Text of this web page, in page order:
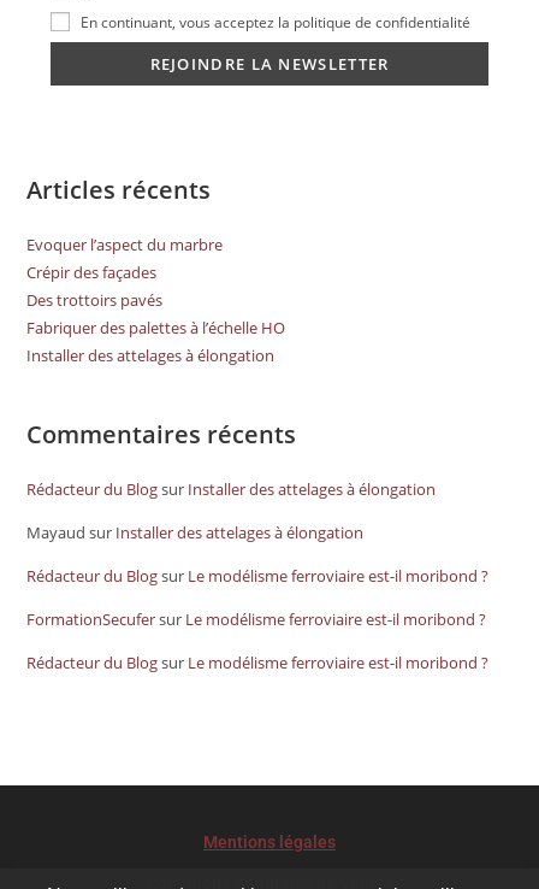
En continuant, vous acceptez la politique de confidentialité
Articles récents
Evoquer l’aspect du marbre
Crépir des façades
Des trottoirs pavés
Fabriquer des palettes à l’échelle HO
Installer des attelages à élongation
Commentaires récents
Rédacteur du Blogsur Installer des attelages à élongation
Mayaud sur Installer des attelages à élongation
Rédacteur du Blogsur Le modélisme ferroviaire est-il moribond ?
FormationSecufersur Le modélisme ferroviaire est-il moribond ?
Rédacteur du Blogsur Le modélisme ferroviaire est-il moribond ?
Mentions légales
Conditions Générales de Ventes